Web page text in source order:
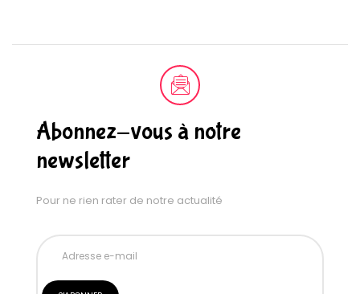
Abonnez-vous à notre
newsletter
Pour ne rien rater de notre actualité